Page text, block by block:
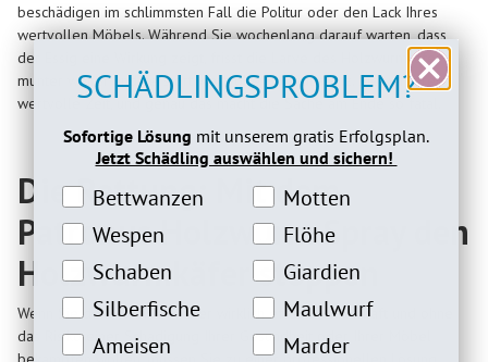
beschädigen im schlimmsten Fall die Politur oder den Lack Ihres
wertvollen Möbels. Während Sie wochenlang darauf warten, dass
der Essig eine Wirkung zeigt, frisst die Larve des Holzwurmkäfer
munter weiter und zerstört wertvolle Holzsubstanz. Sie verlieren
wertvolle Zeit, und genau das macht die Sache am Ende so fatal.
Die Rettung: Mit dem
Patronus Holzwurm Spray den
Holzwurmkäfer stoppen
Wenn Sie den Holzwurmkäfer wirklich effektiv, dauerhaft und ohne
das Risiko einer Schädigung Ihrer Gesundheit oder Ihrer Möbel
SCHÄDLINGSPROBLEM?
Sofortige Lösung mit unserem gratis Erfolgsplan.
Jetzt Schädling auswählen und sichern!
Bettwanzeninteresse
Bettwanzen Motteninteresse
Motten
Wespeninteresse
Wespen Flöheinteresse
Flöhe
Schabeninteresse
Schaben Giardien Interesse
Giardien
Silberfische Interesse
Silberfische Maulwurfinteresse
Maulwurf
Ameiseninteresse
Ameisen Marderinteresse
Marder